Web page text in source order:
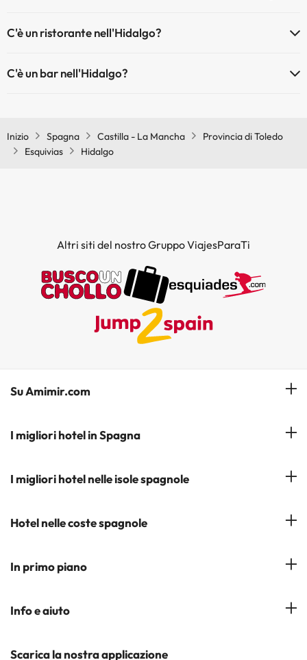
C'è un ristorante nell'Hidalgo?
C'è un bar nell'Hidalgo?
Inizio Spagna Castilla - La Mancha
Provincia di Toledo
Esquivias
Hidalgo
Altri siti del nostro Gruppo ViajesParaTi
Su Amimir.com
Il Nostro Team
Iscrivetevi alla nostra newsletter
I migliori hotel in Spagna
Hotel a Salou
Hotel a Cádiz
I migliori hotel nelle isole spagnole
Hotel a Tenerife
Hotel a Maiorca
Hotel nelle coste spagnole
Costa del Sol
Costa Brava
In primo piano
Hotel nelle città più popolari
Info e aiuto
Contattaci
Scarica la nostra applicazione